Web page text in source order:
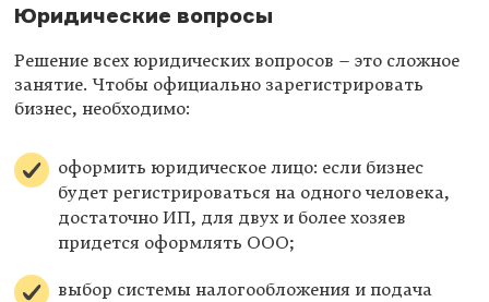
Юридические вопросы
Решение всех юридических вопросов – это сложное
занятие. Чтобы официально зарегистрировать
бизнес, необходимо:
оформить юридическое лицо: если бизнес
будет регистрироваться на одного человека,
достаточно ИП, для двух и более хозяев
придется оформлять ООО;
выбор системы налогообложения и подача